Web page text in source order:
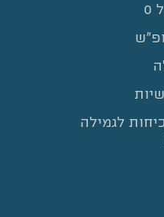
לגמילה